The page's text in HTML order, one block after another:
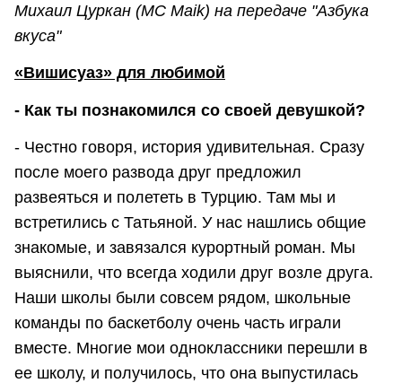
Михаил Цуркан (MC Maik) на передаче "Азбука
вкуса"
«Вишисуаз» для любимой
- Как ты познакомился со своей девушкой?
- Честно говоря, история удивительная. Сразу
после моего развода друг предложил
развеяться и полететь в Турцию. Там мы и
встретились с Татьяной. У нас нашлись общие
знакомые, и завязался курортный роман. Мы
выяснили, что всегда ходили друг возле друга.
Наши школы были совсем рядом, школьные
команды по баскетболу очень часть играли
вместе. Многие мои одноклассники перешли в
ее школу, и получилось, что она выпустилась